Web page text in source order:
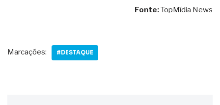
Fonte:TopMídia News
Marcações: #DESTAQUE